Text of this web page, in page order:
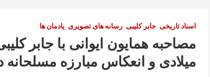
اسناد تاریخی جابر کلیبی رسانه های تصویری یادمان ها
مصاحبه همایون ایوانی با جابر
میلادی و انعکاس مبارزه